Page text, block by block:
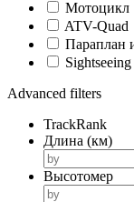
Мотоцикл
ATV-Quad
Параплан
Sightseeing
Advanced filters
TrackRank
Длина (км)
Высотомер